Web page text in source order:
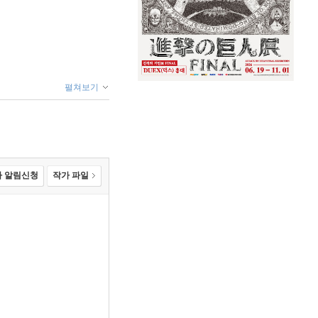
펼쳐보기
알림신청 작가 파일